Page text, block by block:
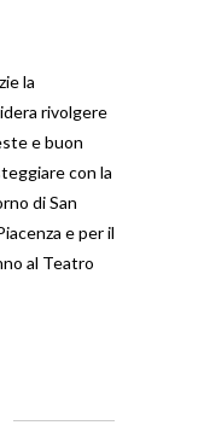
la
rivolgere
e buon
con la
di San
e per il
al Teatro